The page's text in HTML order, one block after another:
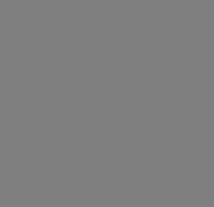
i nytt fönster.
öppnas i nytt fönster.